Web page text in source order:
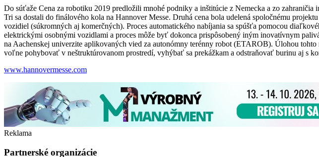
Do súťaže Cena za robotiku 2019 predložili mnohé podniky a inštitúcie z Nemecka a zo
Tri sa dostali do finálového kola na Hannover Messe. Druhá cena bola udelená spoločnému
vozidiel (súkromných aj komerčných). Proces automatického nabíjania sa spúšťa pomocou
elektrickými osobnými vozidlami a proces môže byť dokonca prispôsobený iným inovatívnym
na Aachenskej univerzite aplikovaných vied za autonómny terénny robot (ETAROB). Úlohou
voľne pohybovať v neštruktúrovanom prostredí, vyhýbať sa prekážkam a odstraňovať burinu aj s
www.hannovermesse.com
Reklama
Partnerské organizácie